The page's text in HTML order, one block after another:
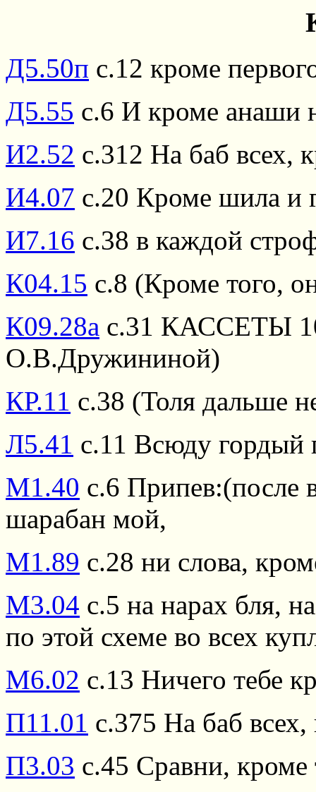
Д5.50п с.12 кроме
Д5.55 с.6 И кроме анаши
И2.52 с.312 На баб всех,
И4.07 с.20 Кроме шила и
И7.16 с.38 в каждой
К04.15 с.8 (Кроме того,
К09.28а с.31 КАССЕТЫ
О.В.Дружининой)
КР.11 с.38 (Толя дальше
Л5.41 с.11 Всюду гордый
М1.40 с.6 Припев:(после
шарабан мой,
М1.89 с.28 ни слова,
М3.04 с.5 на нарах бля,
по этой схеме во всех
М6.02 с.13 Ничего тебе
П11.01 с.375 На баб
П3.03 с.45 Сравни,